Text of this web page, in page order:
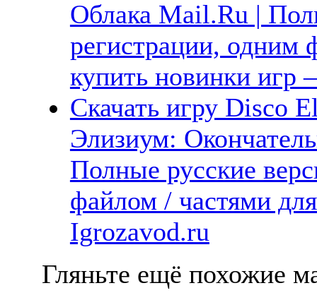
Облака Mail.Ru |
регистрации, одним
купить новинки
Скачать игру Disco
Элизиум:
Полные русские
файлом / частями
Igrozavod.ru
Гляньте ещё похожие